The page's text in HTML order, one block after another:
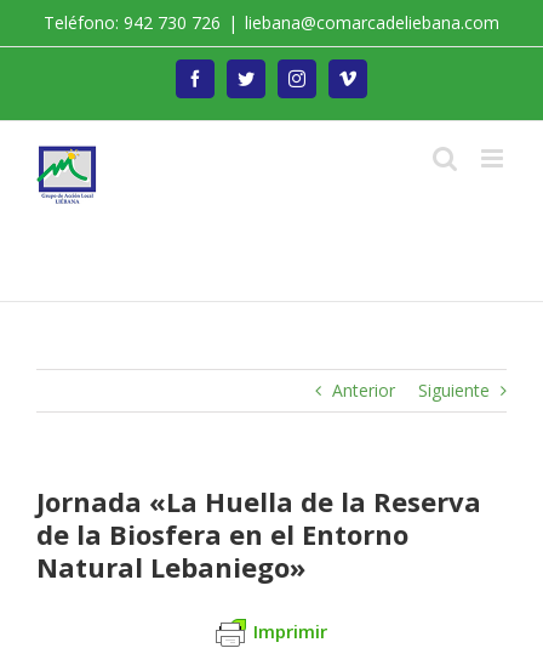
Teléfono: 942 730 726 | liebana@comarcadeliebana.com
FacebookTwitterInstagramVimeo
Anterior Siguiente
Jornada «La Huella de la Reserva
de la Biosfera en el Entorno
Natural Lebaniego»
Imprimir